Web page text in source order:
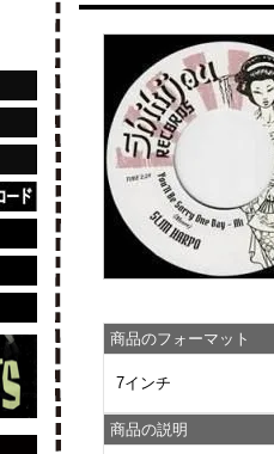
商品のフォーマット
7インチ
商品の説明